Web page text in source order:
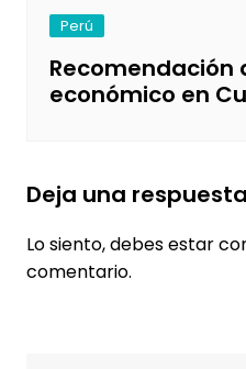
Perú
Recomendación
económico en
Deja una respuesta
Lo siento, debes estar
comentario.